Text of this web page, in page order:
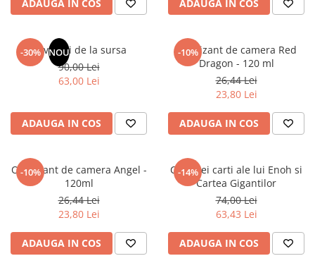
Elevi de 10 plus
Lecturi Scolare
Lumea Copilariei
Ma pregatesc pentru scoala
Clasa a II-a
Clasa a III-a
Clasa a IV-a
Clasa a V-a
Clasa a VI-a
Clasa a VII-a
Clasa a VIII-a
Clasa I
ADAUGA IN COS ADAUGA IN COS
-30% NOU
Revelatii de la sursa
90,00 Lei
63,00 Lei
ADAUGA IN COS
-10%
Odorizant de camera Red
Dragon - 120 ml
26,44 Lei
23,80 Lei
ADAUGA IN COS
-10%
Odorizant de camera Angel -
120ml
26,44 Lei
23,80 Lei
ADAUGA IN COS
-14%
Cele trei carti ale lui Enoh si
Cartea Gigantilor
74,00 Lei
63,43 Lei
ADAUGA IN COS